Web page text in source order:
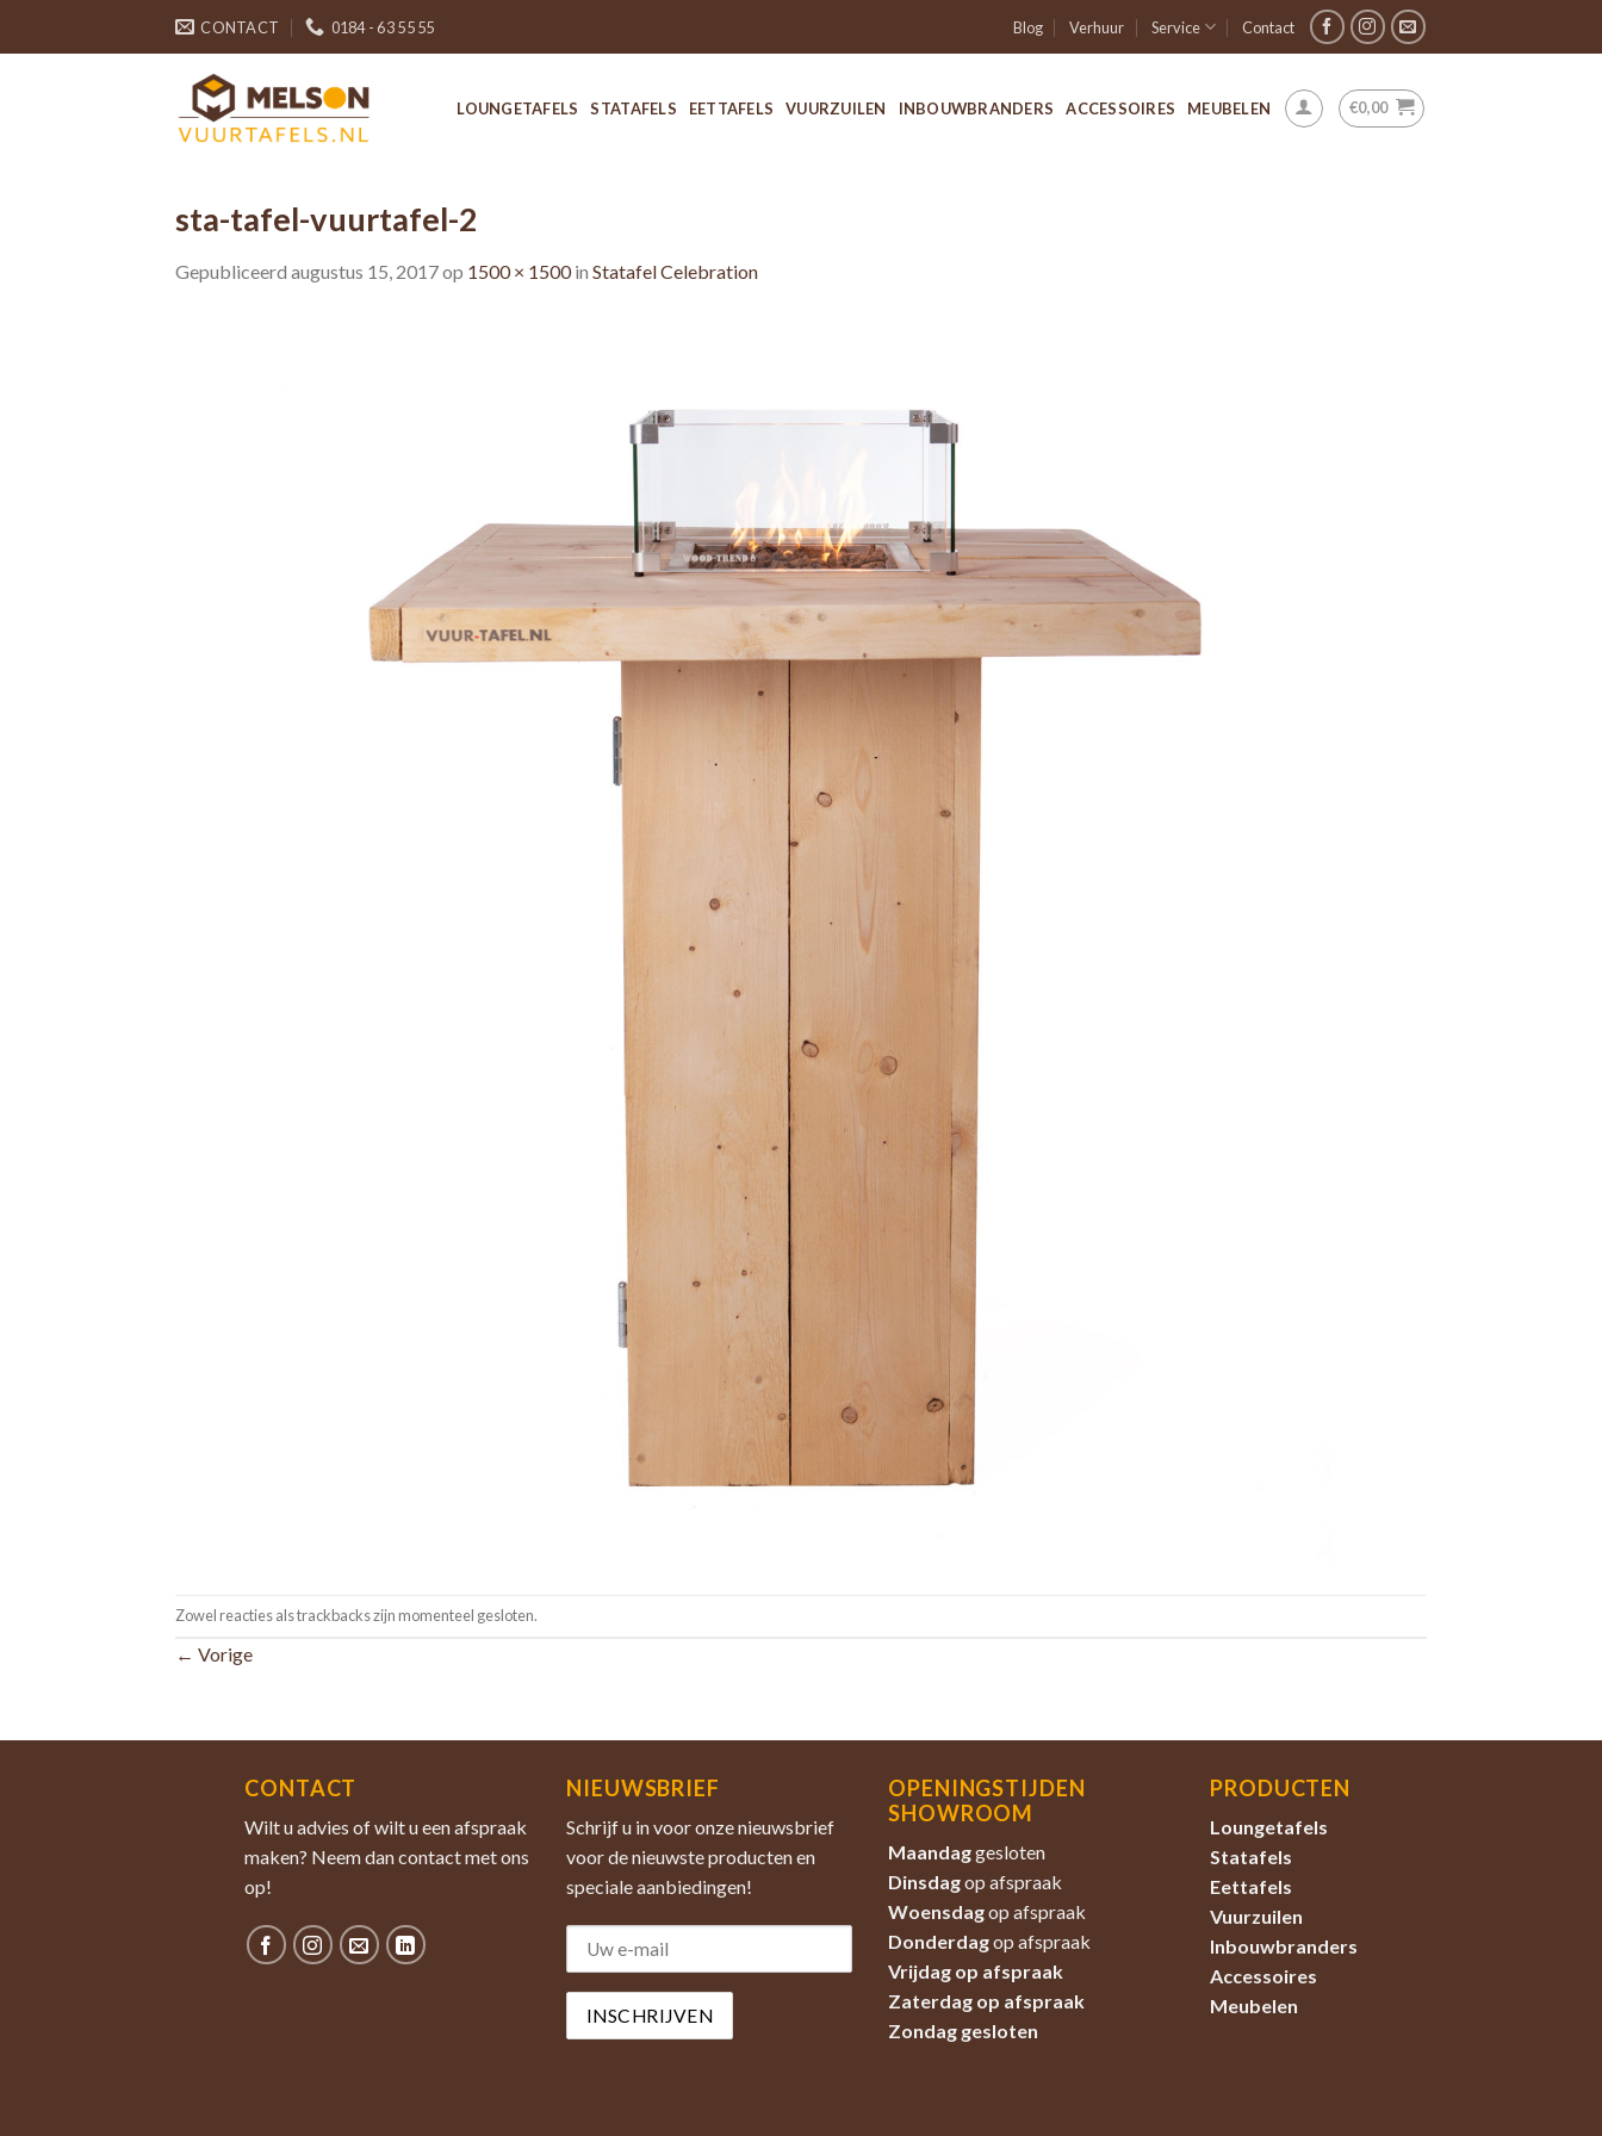
CONTACT 0184 - 63 55 55 Blog Verhuur Service Contact
LOUNGETAFELS STATAFELS EETTAFELS VUURZUILEN INBOUWBRANDERS ACCESSOIRES MEUBELEN €0,00
sta-tafel-vuurtafel-2
Gepubliceerd augustus 15, 2017op 1500 × 1500in Statafel Celebration
Zowel reacties als trackbacks zijn momenteel gesloten.
← Vorige
CONTACT
Wilt u advies of wilt u een afspraak
maken? Neem dan contact met ons
op!
NIEUWSBRIEF
Schrijf u in voor onze nieuwsbrief
voor de nieuwste producten en
speciale aanbiedingen!
OPENINGSTIJDEN
SHOWROOM
Maandaggesloten
Dinsdagop afspraak
Woensdagop afspraak
Donderdagop afspraak
Vrijdag op afspraak
Zaterdag op afspraak
Zondag gesloten
PRODUCTEN
Loungetafels
Statafels
Eettafels
Vuurzuilen
Inbouwbranders
Accessoires
Meubelen